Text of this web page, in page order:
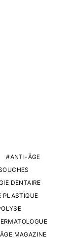
ANTI-ÂGE
DENTAIRE
PLASTIQUE
MAGAZINE